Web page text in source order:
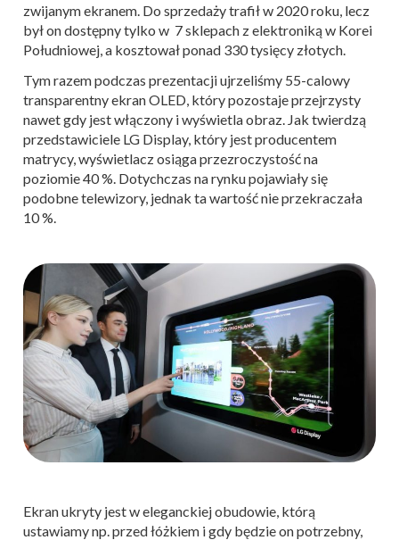
zwijanym ekranem. Do sprzedaży trafił w 2020 roku, lecz
był on dostępny tylko w 7 sklepach z elektroniką w Korei
Południowej, a kosztował ponad 330 tysięcy złotych.
Tym razem podczas prezentacji ujrzeliśmy 55-calowy
transparentny ekran OLED, który pozostaje przejrzysty
nawet gdy jest włączony i wyświetla obraz. Jak twierdzą
przedstawiciele LG Display, który jest producentem
matrycy, wyświetlacz osiąga przezroczystość na
poziomie 40 %. Dotychczas na rynku pojawiały się
podobne telewizory, jednak ta wartość nie przekraczała
10 %.
Ekran ukryty jest w eleganckiej obudowie, którą
ustawiamy np. przed łóżkiem i gdy będzie on potrzebny,